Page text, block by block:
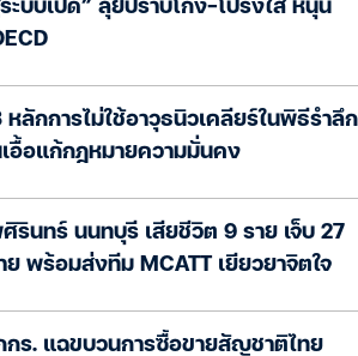
ะบบเปิด” ลุยปราบโกง-โปร่งใส หนุน
ลักการไม่ใช้อาวุธนิวเคลียร์ในพิธีรำลึก
เอื้อแก้กฎหมายความมั่นคง
รินทร์ นนทบุรี เสียชีวิต 9 ราย เจ็บ 27
ย พร้อมส่งทีม MCATT เยียวยาจิตใจ
กร. แฉขบวนการซื้อขายสัญชาติไทย